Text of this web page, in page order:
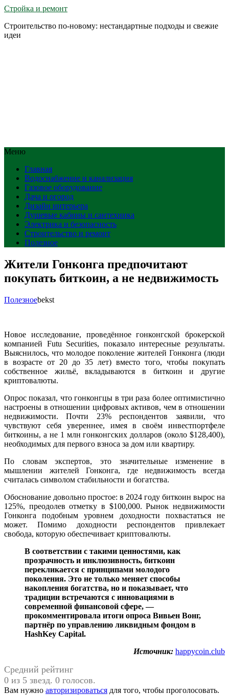
Стройка и ремонт
Строительство по-новому: нестандартные подходы и свежие
идеи
Меню
Главная
Водоснабжение и канализация
Газовое оборудование
Дача и огород
Дизайн интерьера
Душевые кабины и сантехника
Электрика и безопасность
Строительство и ремонт
Полезное
Жители Гонконга предпочитают
покупать биткоин, а не недвижимость
Полезноеbekst
Новое исследование, проведённое гонконгской брокерской
компанией Futu Securities, показало интересные результаты.
Выяснилось, что молодое поколение жителей Гонконга (люди
в возрасте от 20 до 35 лет) вместо того, чтобы покупать
собственное жильё, вкладываются в биткоин и другие
криптовалюты.
Опрос показал, что гонконгцы в три раза более оптимистично
настроены в отношении цифровых активов, чем в отношении
недвижимости. Почти 23% респондентов заявили, что
чувствуют себя увереннее, имея в своём инвестпортфеле
биткоины, а не 1 млн гонконгских долларов (около $128,400),
необходимых для первого взноса за дом или квартиру.
По словам экспертов, это значительные изменение в
мышлении жителей Гонконга, где недвижимость всегда
считалась символом стабильности и богатства.
Обоснование довольно простое: в 2024 году биткоин вырос на
125%, преодолев отметку в $100,000. Рынок недвижимости
Гонконга подобным уровнем доходности похвастаться не
может. Помимо доходности респондентов привлекает
свобода, которую обеспечивает криптовалюты.
В соответствии с такими ценностями, как
прозрачность и инклюзивность, биткоин
перекликается с принципами молодого
поколения. Это не только меняет способы
накопления богатства, но и показывает, что
традиции встречаются с инновациями в
современной финансовой сфере, —
прокомментировала итоги опроса Вивьен Вонг,
партнёр по управлению ликвидным фондом в
HashKey Capital.
Источник: happycoin.club
Средний рейтинг
0 из 5 звезд. 0 голосов.
Вам нужно авторизироваться для того, чтобы проголосовать.